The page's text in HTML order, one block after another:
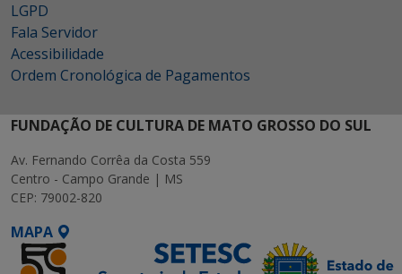
LGPD
Fala Servidor
Acessibilidade
Ordem Cronológica de Pagamentos
FUNDAÇÃO DE CULTURA DE MATO GROSSO DO SUL
Av. Fernando Corrêa da Costa 559
Centro - Campo Grande | MS
CEP: 79002-820
MAPA